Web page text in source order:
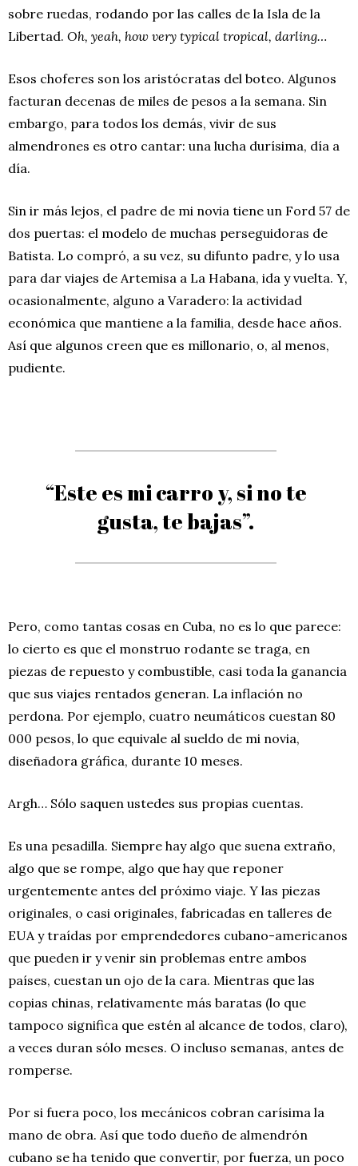
sobre ruedas, rodando por las calles de la Isla de la
Libertad. Oh, yeah, how very typical tropical, darling…
Esos choferes son los aristócratas del boteo. Algunos
facturan decenas de miles de pesos a la semana. Sin
embargo, para todos los demás, vivir de sus
almendrones es otro cantar: una lucha durísima, día a
día.
Sin ir más lejos, el padre de mi novia tiene un Ford 57 de
dos puertas: el modelo de muchas perseguidoras de
Batista. Lo compró, a su vez, su difunto padre, y lo usa
para dar viajes de Artemisa a La Habana, ida y vuelta. Y,
ocasionalmente, alguno a Varadero: la actividad
económica que mantiene a la familia, desde hace años.
Así que algunos creen que es millonario, o, al menos,
pudiente.
“Este es mi carro y, si no te
gusta, te bajas”.
Pero, como tantas cosas en Cuba, no es lo que parece:
lo cierto es que el monstruo rodante se traga, en
piezas de repuesto y combustible, casi toda la ganancia
que sus viajes rentados generan. La inflación no
perdona. Por ejemplo, cuatro neumáticos cuestan 80
000 pesos, lo que equivale al sueldo de mi novia,
diseñadora gráfica, durante 10 meses.
Argh… Sólo saquen ustedes sus propias cuentas.
Es una pesadilla. Siempre hay algo que suena extraño,
algo que se rompe, algo que hay que reponer
urgentemente antes del próximo viaje. Y las piezas
originales, o casi originales, fabricadas en talleres de
EUA y traídas por emprendedores cubano-americanos
que pueden ir y venir sin problemas entre ambos
países, cuestan un ojo de la cara. Mientras que las
copias chinas, relativamente más baratas (lo que
tampoco significa que estén al alcance de todos, claro),
a veces duran sólo meses. O incluso semanas, antes de
romperse.
Por si fuera poco, los mecánicos cobran carísima la
mano de obra. Así que todo dueño de almendrón
cubano se ha tenido que convertir, por fuerza, un poco